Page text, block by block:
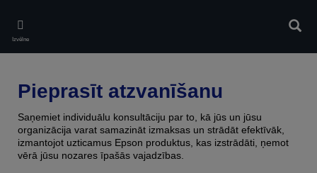
main
content
Izvēlne
Pieprasīt atzvanīšanu
Saņemiet individuālu konsultāciju par to, kā jūs un jūsu
organizācija varat samazināt izmaksas un strādāt efektīvāk,
izmantojot uzticamus Epson produktus, kas izstrādāti, ņemot
vērā jūsu nozares īpašās vajadzības.